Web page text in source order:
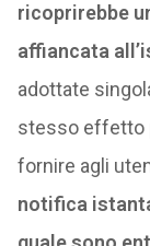
ricoprirebbe
affiancata
adottate
stesso effetto
fornire agli
notifica